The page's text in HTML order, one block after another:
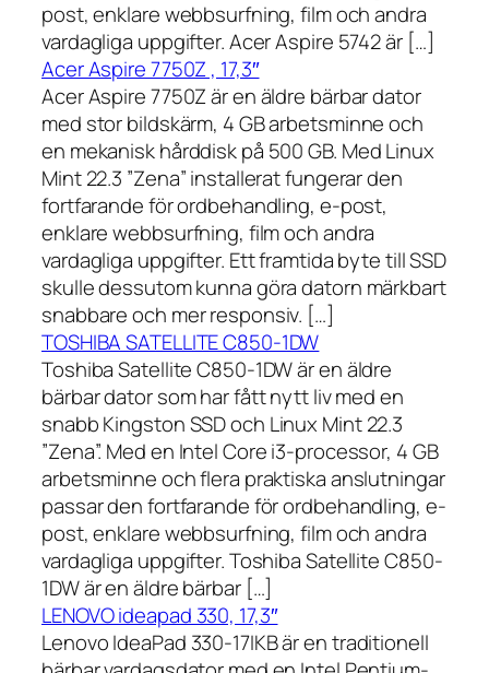
post, enklare webbsurfning, film och andra
vardagliga uppgifter. Acer Aspire 5742 är […]
Acer Aspire 7750Z , 17,3″
Acer Aspire 7750Z är en äldre bärbar dator
med stor bildskärm, 4 GB arbetsminne och
en mekanisk hårddisk på 500 GB. Med Linux
Mint 22.3 ”Zena” installerat fungerar den
fortfarande för ordbehandling, e-post,
enklare webbsurfning, film och andra
vardagliga uppgifter. Ett framtida byte till SSD
skulle dessutom kunna göra datorn märkbart
snabbare och mer responsiv. […]
TOSHIBA SATELLITE C850-1DW
Toshiba Satellite C850-1DW är en äldre
bärbar dator som har fått nytt liv med en
snabb Kingston SSD och Linux Mint 22.3
”Zena”. Med en Intel Core i3-processor, 4 GB
arbetsminne och flera praktiska anslutningar
passar den fortfarande för ordbehandling, e-
post, enklare webbsurfning, film och andra
vardagliga uppgifter. Toshiba Satellite C850-
1DW är en äldre bärbar […]
LENOVO ideapad 330, 17,3″
Lenovo IdeaPad 330-17IKB är en traditionell